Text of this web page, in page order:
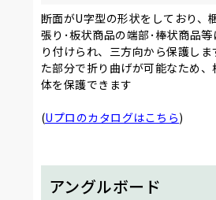
断面がU字型の形状をしており、
張り･板状商品の端部･棒状商品
り付けられ、三方向から保護しま
た部分で折り曲げが可能なため
体を保護できます
(Uプロのカタログはこちら)
アングルボード